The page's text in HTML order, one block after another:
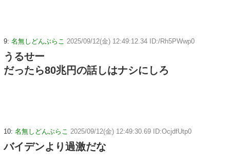
9: 名無しどんぶらこ 2025/09/12(金) 12:49:12.34 ID:/Rh5PWwp0
うるせー
だったら80兆円の話しはナシにしろ
10: 名無しどんぶらこ 2025/09/12(金) 12:49:30.69 ID:OcjdfUtp0
バイデンより過激だな